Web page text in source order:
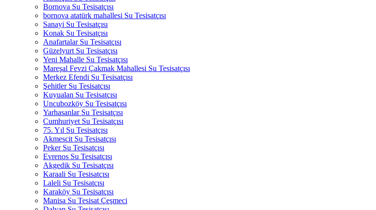
Bornova Su Tesisatçısı
bornova atatürk mahallesi Su Tesisatçısı
Sanayi Su Tesisatçısı
Konak Su Tesisatçısı
Anafartalar Su Tesisatçısı
Güzelyurt Su Tesisatçısı
Yeni Mahalle Su Tesisatçısı
Mareşal Fevzi Çakmak Mahallesi Su Tesisatçısı
Merkez Efendi Su Tesisatçısı
Şehitler Su Tesisatçısı
Kuyualan Su Tesisatçısı
Uncubozköy Su Tesisatçısı
Yarhasanlar Su Tesisatçısı
Cumhuriyet Su Tesisatçısı
75. Yıl Su Tesisatçısı
Akmescit Su Tesisatçısı
Peker Su Tesisatçısı
Evrenos Su Tesisatçısı
Akgedik Su Tesisatçısı
Karaali Su Tesisatçısı
Laleli Su Tesisatçısı
Karaköy Su Tesisatçısı
Manisa Su Tesisat Çeşmeci